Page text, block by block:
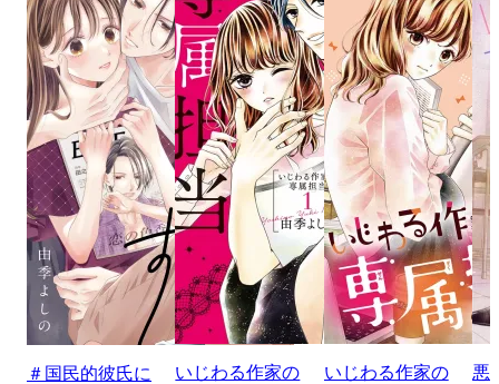
＃国民的彼氏に
いじわる作家の
いじわる作家の
悪